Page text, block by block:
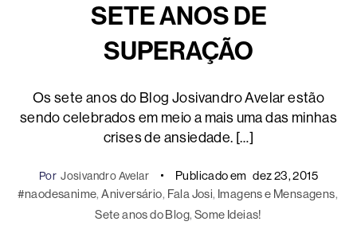
SETE ANOS DE
SUPERAÇÃO
Os sete anos do Blog Josivandro Avelar estão
sendo celebrados em meio a mais uma das minhas
crises de ansiedade. […]
Por Josivandro Avelar Publicado em dez 23, 2015
#naodesanime, Aniversário, Fala Josi, Imagens e Mensagens
Sete anos do Blog, Some Ideias!